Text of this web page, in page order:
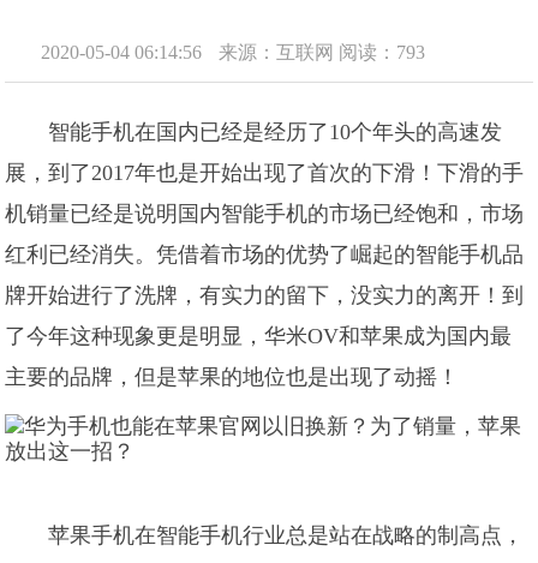
2020-05-04 06:14:56 来源：互联网 阅读：793
智能手机在国内已经是经历了10个年头的高速发
展，到了2017年也是开始出现了首次的下滑！下滑的手
机销量已经是说明国内智能手机的市场已经饱和，市场
红利已经消失。凭借着市场的优势了崛起的智能手机品
牌开始进行了洗牌，有实力的留下，没实力的离开！到
了今年这种现象更是明显，华米OV和苹果成为国内最
主要的品牌，但是苹果的地位也是出现了动摇！
苹果手机在智能手机行业总是站在战略的制高点，